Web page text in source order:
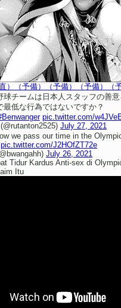
） （予備） （予備） （予備） （
球チームは日本人スタッフの善
最低な行為ではないですか？
pic.twitter.com/
July 27, 2021
we pass our time in the
pic.twitter.com/J2HOfZT72e
July 26, 2021
Tidur Kardus Anti-sex di
Itu